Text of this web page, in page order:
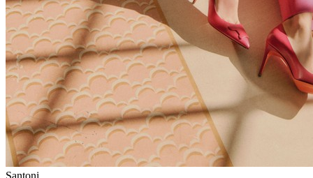
Santoni